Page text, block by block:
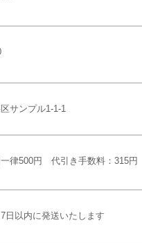
サンプル1-1-1
律500円 代引き手数料：315円
日以内に発送いたします